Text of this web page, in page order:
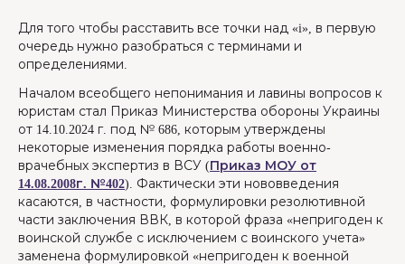
Для того чтобы расставить все точки над «i», в первую
очередь нужно разобраться с терминами и
определениями.
Началом всеобщего непонимания и лавины вопросов к
юристам стал Приказ Министерства обороны Украины
от 14.10.2024 г. под № 686, которым утверждены
некоторые изменения порядка работы военно-
врачебных экспертиз в ВСУ (Приказ МОУ от
14.08.2008г. №402). Фактически эти нововведения
касаются, в частности, формулировки резолютивной
части заключения ВВК, в которой фраза «непригоден к
воинской службе с исключением с воинского учета»
заменена формулировкой «непригоден к военной